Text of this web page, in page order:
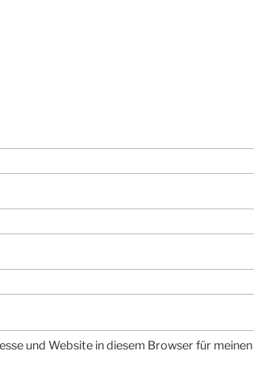
und Website in diesem Browser für